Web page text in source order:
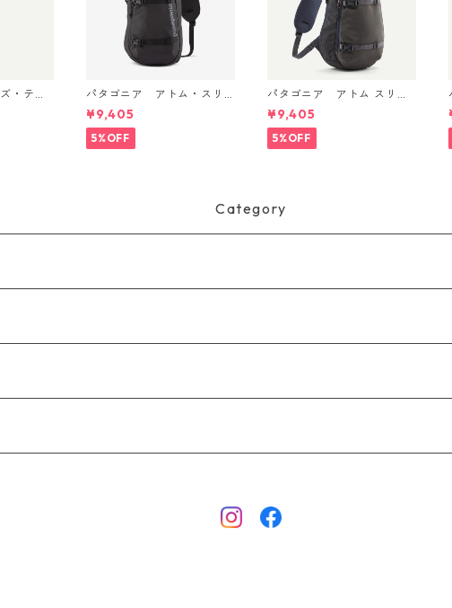
・テル
(カラ
Trail
製品
パタゴニア アトム・スリ
ング 8L (カラー Black) Pat
agonia Atom Sling Bag 8L
日本正規品 製品番号 4826
2
¥9,405
5%OFF
パタゴニア アトム スリン
グ 8L Smolder Blue 48262
Patagonia Atom Sling Bag
8L 日本正規品
¥9,405
5%OFF
Category